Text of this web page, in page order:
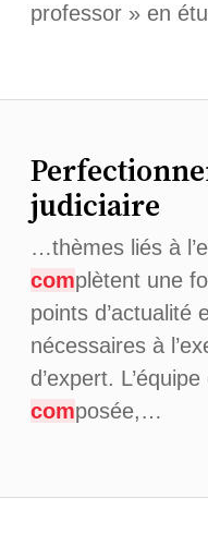
professor » en
judiciaire
…thèmes liés à
complètent une
points d’actualité
nécessaires à
d’expert.
composée,…